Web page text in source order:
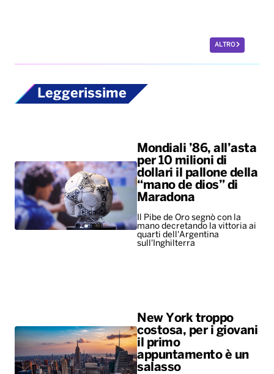
ALTRO
Leggerissime
Mondiali ’86, all’asta
per 10 milioni di
dollari il pallone della
“mano de dios” di
Maradona
Il Pibe de Oro segnò con la
mano decretando la vittoria ai
quarti dell'Argentina
sull'Inghilterra
New York troppo
costosa, per i giovani
il primo
appuntamento è un
salasso